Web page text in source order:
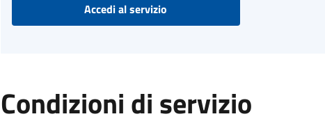
Accedi al servizio
Condizioni di servizio